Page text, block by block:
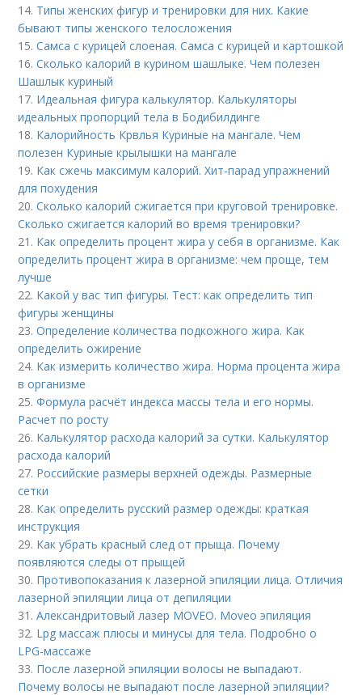
14. Типы женских фигур и тренировки для них. Какие
бывают типы женского телосложения
15.Самса с курицей слоеная. Самса с курицей и картошкой
16.Сколько калорий в курином шашлыке. Чем полезен
Шашлык куриный
17. Идеальная фигура калькулятор. Калькуляторы
идеальных пропорций тела в Бодибилдинге
18. Калорийность Крвлья Куриные на мангале. Чем
полезен Куриные крылышки на мангале
19. Как сжечь максимум калорий. Хит-парад упражнений
для похудения
20.Сколько калорий сжигается при круговой тренировке.
Сколько сжигается калорий во время тренировки?
21. Как определить процент жира у себя в организме. Как
определить процент жира в организме: чем проще, тем
лучше
22. Какой у вас тип фигуры. Тест: как определить тип
фигуры женщины
23.Определение количества подкожного жира. Как
определить ожирение
24. Как измерить количество жира. Норма процента жира
в организме
25.Формула расчёт индекса массы тела и его нормы.
Расчет по росту
26. Калькулятор расхода калорий за сутки. Калькулятор
расхода калорий
27. Российские размеры верхней одежды. Размерные
сетки
28. Как определить русский размер одежды: краткая
инструкция
29. Как убрать красный след от прыща. Почему
появляются следы от прыщей
30. Противопоказания к лазерной эпиляции лица. Отличия
лазерной эпиляции лица от депиляции
31.Александритовый лазер MOVEO. Moveo эпиляция
32. Lpg массаж плюсы и минусы для тела. Подробно о
LPG-массаже
33. После лазерной эпиляции волосы не выпадают.
Почему волосы не выпадают после лазерной эпиляции?